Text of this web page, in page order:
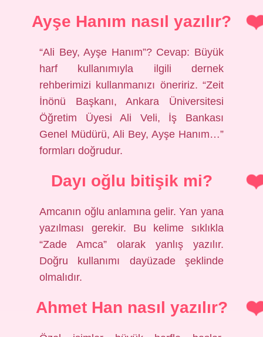
Ayşe Hanım nasıl yazılır?
“Ali Bey, Ayşe Hanım”? Cevap: Büyük
harf kullanımıyla ilgili dernek
rehberimizi kullanmanızı öneririz. “Zeit
İnönü Başkanı, Ankara Üniversitesi
Öğretim Üyesi Ali Veli, İş Bankası
Genel Müdürü, Ali Bey, Ayşe Hanım…”
formları doğrudur.
Dayı oğlu bitişik mi?
Amcanın oğlu anlamına gelir. Yan yana
yazılması gerekir. Bu kelime sıklıkla
“Zade Amca” olarak yanlış yazılır.
Doğru kullanımı dayüzade şeklinde
olmalıdır.
Ahmet Han nasıl yazılır?